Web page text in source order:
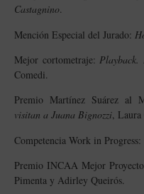
Castagnino.
Mención Especial del Jurado:
Mejor cortometraje:Playback.
Comedi.
Premio Martínez Suárez al
visitan a Juana Bignozzi, Laura
Competencia Work in Progress:
Premio INCAA Mejor
Pimenta y Adirley Queirós.